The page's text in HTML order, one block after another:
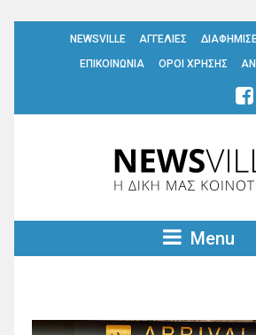
NEWSVILLE ΑΓΓΕΛΙΕΣ
ΕΠΙΚΟΙΝΩΝΙΑ
ΟΡΟΙ ΧΡΗΣΗΣ
Menu